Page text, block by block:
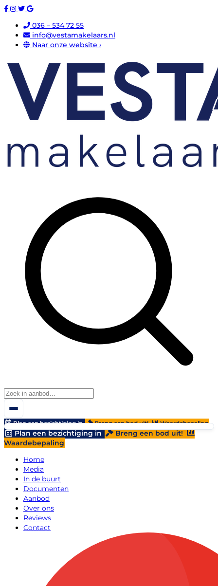
036 – 534 72 55
info@vestamakelaars.nl
Naar onze website ›
Plan een bezichtiging in Breng een bod uit! Waardebepaling
Plan een bezichtiging in
Breng een bod uit!
Waardebepaling
Home
Media
In de buurt
Documenten
Aanbod
Over ons
Reviews
Contact